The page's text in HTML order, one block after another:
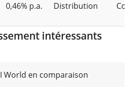
0,46% p.a. Distribution
intéressants
World en comparaison